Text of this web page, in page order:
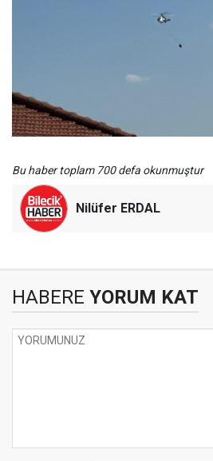
Bu haber toplam 700 defa okunmuştur
Nilüfer ERDAL
HABERE YORUM KAT